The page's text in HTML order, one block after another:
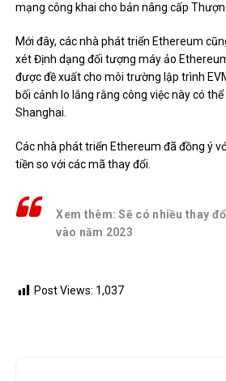
mạng công khai cho bản nâng cấp
Mới đây, các nhà phát triển Ethereum
xét Định dạng đối tượng máy ảo
được đề xuất cho môi trường lập trình
bối cảnh lo lắng rằng công việc này có
Shanghai.
Các nhà phát triển Ethereum đã đồng ý
tiền so với các mã thay đổi.
Xem thêm: Sẽ có nhiều thay
vào năm 2023
Post Views: 1,037